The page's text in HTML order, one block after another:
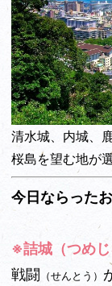
清水城、内城、
桜島を望む地が
今日ならった
※詰城（つめじ
戦闘
（せんとう）